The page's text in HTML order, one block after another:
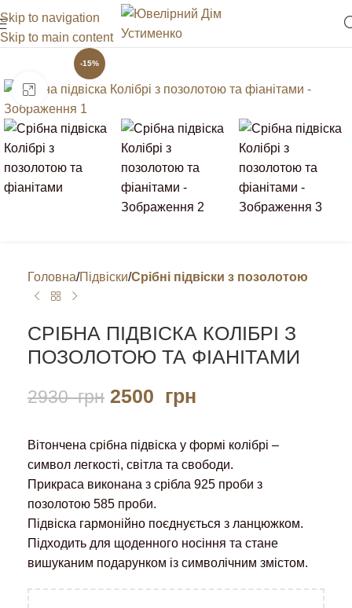
Skip to navigation
Skip to main content
-15%
Клацніть, щоб збільшити
Головна Підвіски Срібні підвіски з позолотою
СРІБНА ПІДВІСКА КОЛІБРІ З
ПОЗОЛОТОЮ ТА ФІАНІТАМИ
2930грн 2500 грн
Вітончена срібна підвіска у формі колібрі –
символ легкості, світла та свободи.
Прикраса виконана з срібла 925 проби з
позолотою 585 проби.
Підвіска гармонійно поєднується з ланцюжком.
Підходить для щоденного носіння та стане
вишуканим подарунком із символічним змістом.